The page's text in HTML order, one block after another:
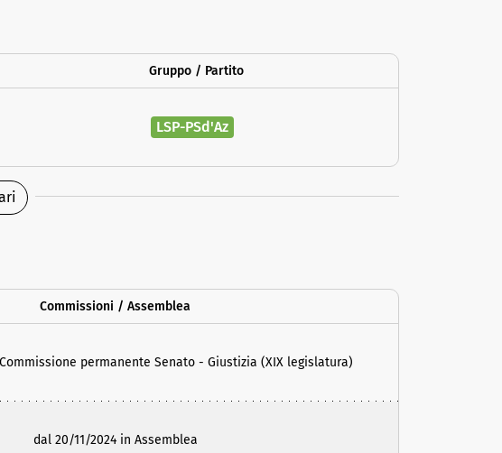
Gruppo / Partito
LSP-PSd'Az
Commissioni / Assemblea
permanente Senato - Giustizia (XIX legislatura)
dal 20/11/2024 in Assemblea